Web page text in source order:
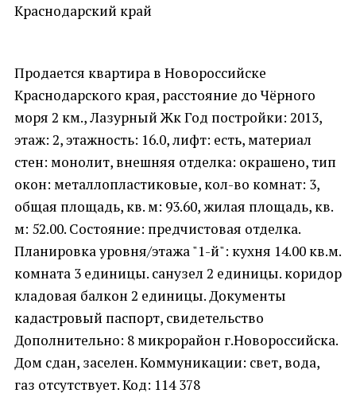
Краснодарский край
Продается квартира в Новороссийске
Краснодарского края, расстояние до Чёрного
моря 2 км., Лазурный Жк Год постройки: 2013,
этаж: 2, этажность: 16.0, лифт: есть, материал
стен: монолит, внешняя отделка: окрашено, тип
окон: металлопластиковые, кол-во комнат: 3,
общая площадь, кв. м: 93.60, жилая площадь, кв.
м: 52.00. Состояние: предчистовая отделка.
Планировка уровня/этажа "1-й": кухня 14.00 кв.м.
комната 3 единицы. санузел 2 единицы. коридор
кладовая балкон 2 единицы. Документы
кадастровый паспорт, свидетельство
Дополнительно: 8 микрорайон г.Новороссийска.
Дом сдан, заселен. Коммуникации: свет, вода,
газ отсутствует. Код: 114 378